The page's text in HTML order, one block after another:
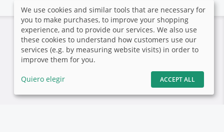
Pago seguro
El fotógrafo no ha activado y
pago.
We use cookies and similar tools that are necessary for
you to make purchases, to improve your shopping
experience, and to provide our services. We also use
these cookies to understand how customers use our
services (e.g. by measuring website visits) in order to
improve them for you.
Quiero elegir ACCEPT ALL